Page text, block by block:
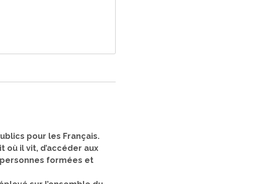
pour les Français.
il vit, d’accéder aux
formées et